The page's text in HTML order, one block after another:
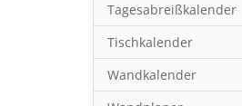
Tagesabreißkalender
Tischkalender
Wandkalender